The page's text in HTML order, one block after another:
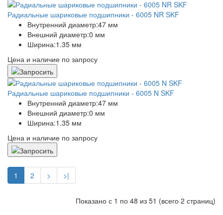
Радиальные шариковые подшипники - 6005 NR SKF
Внутренний диаметр:47 мм
Внешний диаметр:0 мм
Ширина:1.35 мм
Цена и наличие по запросу
Радиальные шариковые подшипники - 6005 N SKF
Внутренний диаметр:47 мм
Внешний диаметр:0 мм
Ширина:1.35 мм
Цена и наличие по запросу
1 2 > >|
Показано с 1 по 48 из 51 (всего 2 страниц)